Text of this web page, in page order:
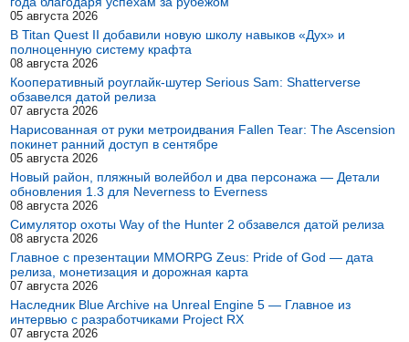
05 августа 2026
В Titan Quest II добавили новую школу навыков «Дух» и
полноценную систему крафта
08 августа 2026
Кооперативный роуглайк-шутер Serious Sam: Shatterverse
обзавелся датой релиза
07 августа 2026
Нарисованная от руки метроидвания Fallen Tear: The Ascension
покинет ранний доступ в сентябре
05 августа 2026
Новый район, пляжный волейбол и два персонажа — Детали
обновления 1.3 для Neverness to Everness
08 августа 2026
Симулятор охоты Way of the Hunter 2 обзавелся датой релиза
08 августа 2026
Главное с презентации MMORPG Zeus: Pride of God — дата
релиза, монетизация и дорожная карта
07 августа 2026
Наследник Blue Archive на Unreal Engine 5 — Главное из
интервью с разработчиками Project RX
07 августа 2026